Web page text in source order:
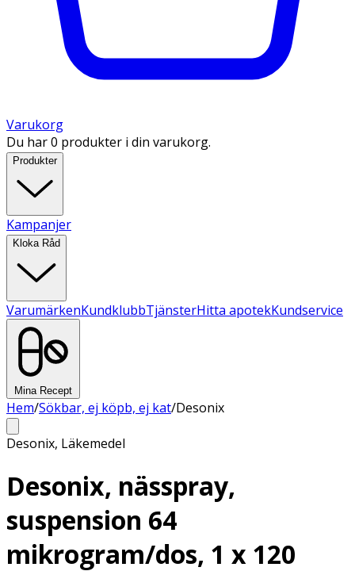
Varukorg
Du har 0 produkter i din varukorg.
Produkter
Kampanjer
Kloka Råd
VarumärkenKundklubbTjänsterHitta apotekKundservice
Mina Recept
Hem/Sökbar, ej köpb, ej kat/Desonix
Desonix, Läkemedel
Desonix, nässpray,
suspension 64
mikrogram/dos, 1 x 120